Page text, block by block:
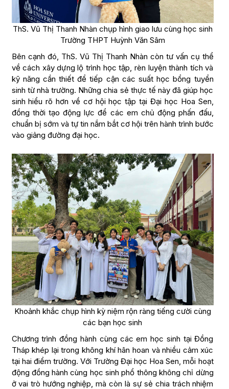
ThS. Vũ Thị Thanh Nhàn chụp hình giao lưu cùng học sinh
Trường THPT Huỳnh Văn Sâm
Bên cạnh đó, ThS. Vũ Thị Thanh Nhàn còn tư vấn cụ thể
về cách xây dựng lộ trình học tập, rèn luyện thành tích và
kỹ năng cần thiết để tiếp cận các suất học bổng tuyển
sinh từ nhà trường. Những chia sẻ thực tế này đã giúp học
sinh hiểu rõ hơn về cơ hội học tập tại Đại học Hoa Sen,
đồng thời tạo động lực để các em chủ động phấn đấu,
chuẩn bị sớm và tự tin nắm bắt cơ hội trên hành trình bước
vào giảng đường đại học.
Khoảnh khắc chụp hình kỳ niệm rộn ràng tiếng cười cùng
các bạn học sinh
Chương trình đồng hành cùng các em học sinh tại Đồng
Tháp khép lại trong không khí hân hoan và nhiều cảm xúc
tại hai điểm trường. Với Trường Đại học Hoa Sen, mỗi hoạt
động đồng hành cùng học sinh phổ thông không chỉ dừng
ở vai trò hướng nghiệp, mà còn là sự sẻ chia trách nhiệm